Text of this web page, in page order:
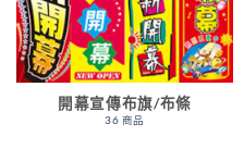
開幕宣傳布旗/布條
36 商品